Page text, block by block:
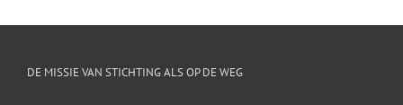
DE MISSIE VAN STICHTING ALS OP DE WEG